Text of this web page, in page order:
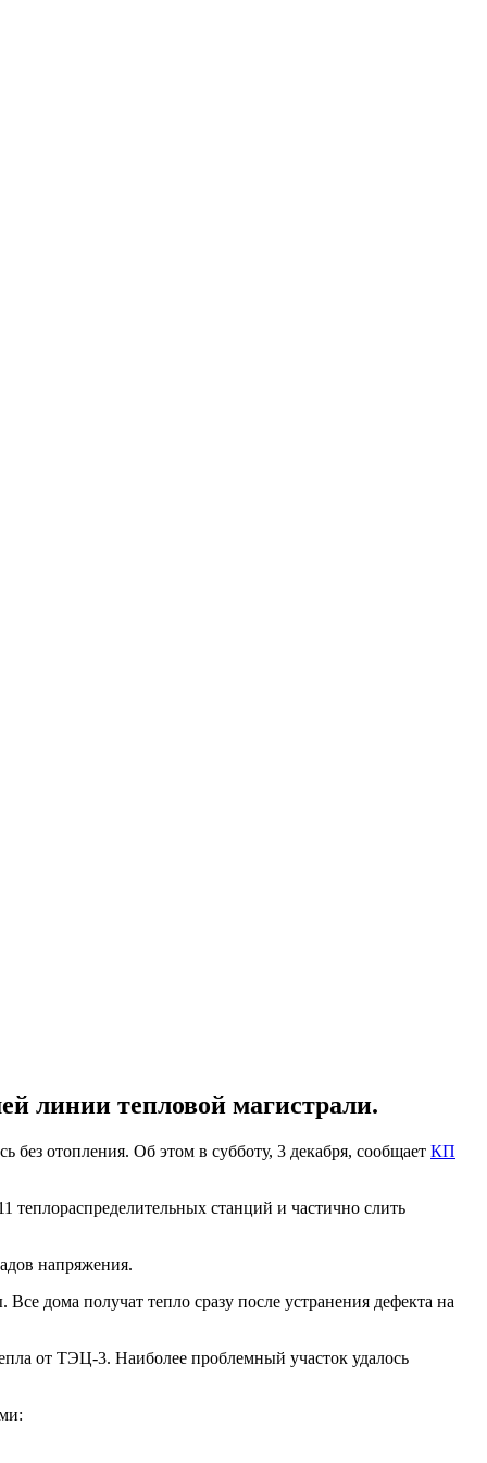
линии тепловой магистрали.
отопления. Об этом в субботу, 3 декабря, сообщает КП
станций и частично слить
напряжения.
дома получат тепло сразу после устранения дефекта на
от ТЭЦ-3. Наиболее проблемный участок удалось